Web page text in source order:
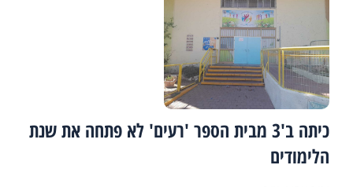
כיתה ב'3 מבית הספר 'רעים' לא פתחה את שנת
הלימודים